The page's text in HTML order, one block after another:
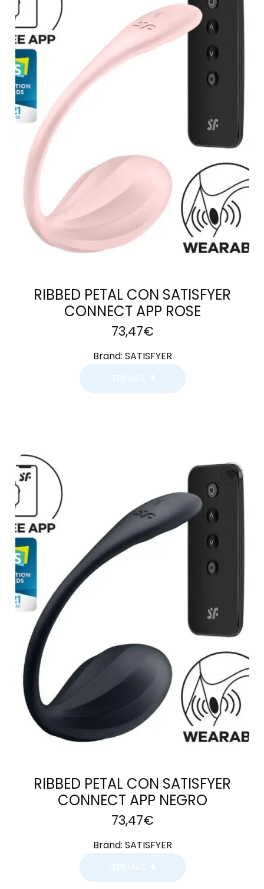
RIBBED PETAL CON SATISFYER
CONNECT APP ROSE
73,47€
Brand: SATISFYER
LEER MÁS
RIBBED PETAL CON SATISFYER
CONNECT APP NEGRO
73,47€
Brand: SATISFYER
LEER MÁS